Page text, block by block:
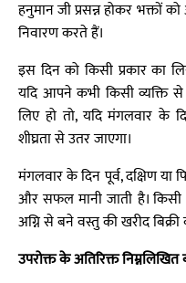
हनुमान जी प्रसन्न होकर भक्तों
निवारण करते हैं।
इस दिन को किसी प्रकार का
यदि आपने कभी किसी व्यक्ति
लिए हो तो, यदि मंगलवार
शीघ्रता से उतर जाएगा।
मंगलवार के दिन पूर्व, दक्षिण या
और सफल मानी जाती है।
अग्नि से बने वस्तु की खरीद बिक्री
उपरोक्त के अतिरिक्त